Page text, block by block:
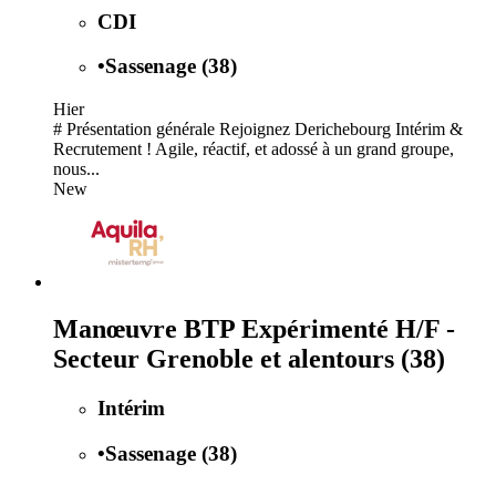
CDI
•Sassenage (38)
Hier
# Présentation générale Rejoignez Derichebourg Intérim &
Recrutement ! Agile, réactif, et adossé à un grand groupe,
nous...
New
Manœuvre BTP Expérimenté H/F -
Secteur Grenoble et alentours (38)
Intérim
•Sassenage (38)